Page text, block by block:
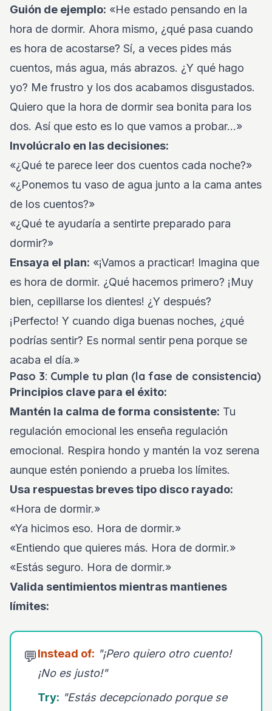
Guión de ejemplo: «He estado pensando en la
hora de dormir. Ahora mismo, ¿qué pasa cuando
es hora de acostarse? Sí, a veces pides más
cuentos, más agua, más abrazos. ¿Y qué hago
yo? Me frustro y los dos acabamos disgustados.
Quiero que la hora de dormir sea bonita para los
dos. Así que esto es lo que vamos a probar...»
Involúcralo en las decisiones:
«¿Qué te parece leer dos cuentos cada noche?»
«¿Ponemos tu vaso de agua junto a la cama antes
de los cuentos?»
«¿Qué te ayudaría a sentirte preparado para
dormir?»
Ensaya el plan: «¡Vamos a practicar! Imagina que
es hora de dormir. ¿Qué hacemos primero? ¡Muy
bien, cepillarse los dientes! ¿Y después?
¡Perfecto! Y cuando diga buenas noches, ¿qué
podrías sentir? Es normal sentir pena porque se
acaba el día.»
Paso 3: Cumple tu plan (la fase de consistencia)
Principios clave para el éxito:
Mantén la calma de forma consistente: Tu
regulación emocional les enseña regulación
emocional. Respira hondo y mantén la voz serena
aunque estén poniendo a prueba los límites.
Usa respuestas breves tipo disco rayado:
«Hora de dormir.»
«Ya hicimos eso. Hora de dormir.»
«Entiendo que quieres más. Hora de dormir.»
«Estás seguro. Hora de dormir.»
Valida sentimientos mientras mantienes
límites:
💬Instead of: "¡Pero quiero otro cuento!
¡No es justo!"
Try: "Estás decepcionado porque se